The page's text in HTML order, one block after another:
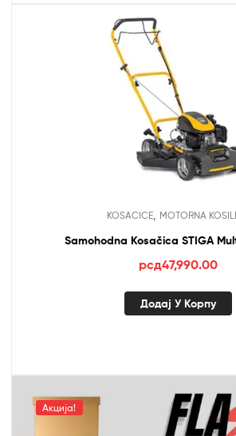
KOSACICE, MOTORNA
Samohodna Kosačica STIGA
рсд47,990.00
Додај У Корпу
Акција!